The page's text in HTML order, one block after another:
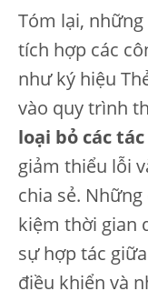
Tóm lại,
tích hợp các
như ký hiệu
vào quy trình
loại bỏ các
giảm thiểu lỗi
chia sẻ.
kiệm thời gian
sự hợp tác
điều khiển và